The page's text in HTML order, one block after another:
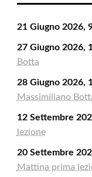
21 Giugno 2026,
27 Giugno 2026,
Botta
28 Giugno 2026,
Massimiliano
12 Settembre
lezione
20 Settembre
Mattina prima